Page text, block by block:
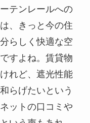
テンレールへの
、きっと今の住
らしく快適な空
すよね。賃貸物
れど、遮光性能
らげたいという
ットの口コミや